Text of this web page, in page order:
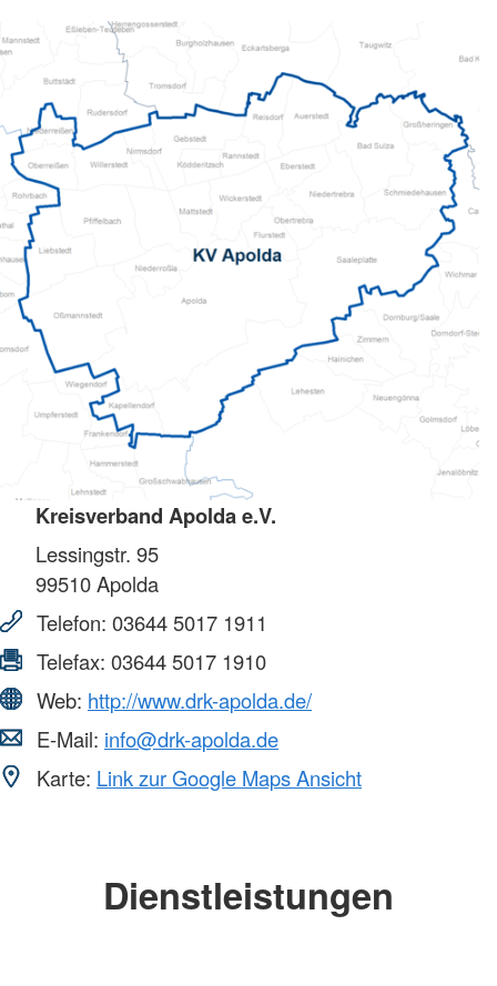
Kreisverband Apolda e.V.
Lessingstr. 95
99510Apolda
Telefon: 03644 5017 1911
Telefax: 03644 5017 1910
Web: http://www.drk-apolda.de/
E-Mail: info@drk-apolda.de
Karte: Link zur Google Maps Ansicht
Dienstleistungen